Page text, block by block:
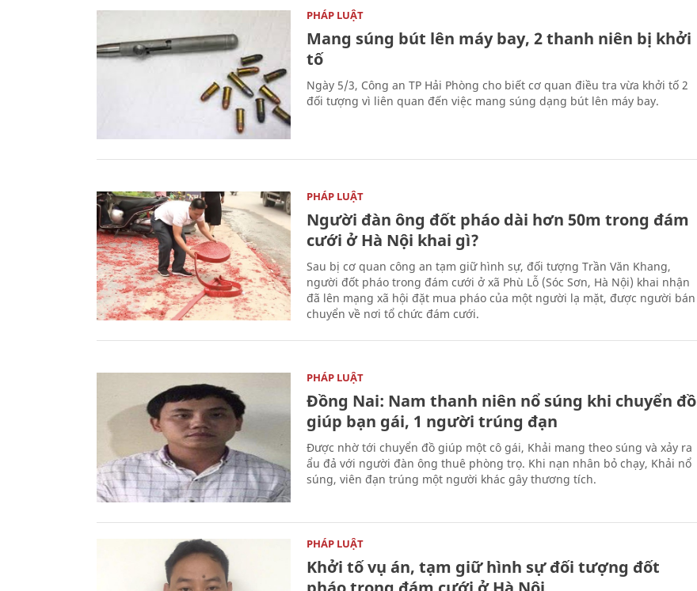
PHÁP LUẬT
Mang súng bút lên máy bay, 2 thanh niên bị khởi
tố
Ngày 5/3, Công an TP Hải Phòng cho biết cơ quan điều tra vừa khởi tố 2
đối tượng vì liên quan đến việc mang súng dạng bút lên máy bay.
PHÁP LUẬT
Người đàn ông đốt pháo dài hơn 50m trong đám
cưới ở Hà Nội khai gì?
Sau bị cơ quan công an tạm giữ hình sự, đối tượng Trần Văn Khang,
người đốt pháo trong đám cưới ở xã Phù Lỗ (Sóc Sơn, Hà Nội) khai nhận
đã lên mạng xã hội đặt mua pháo của một người lạ mặt, được người bán
chuyển về nơi tổ chức đám cưới.
PHÁP LUẬT
Đồng Nai: Nam thanh niên nổ súng khi chuyển đồ
giúp bạn gái, 1 người trúng đạn
Được nhờ tới chuyển đồ giúp một cô gái, Khải mang theo súng và xảy ra
ẩu đả với người đàn ông thuê phòng trọ. Khi nạn nhân bỏ chạy, Khải nổ
súng, viên đạn trúng một người khác gây thương tích.
PHÁP LUẬT
Khởi tố vụ án, tạm giữ hình sự đối tượng đốt